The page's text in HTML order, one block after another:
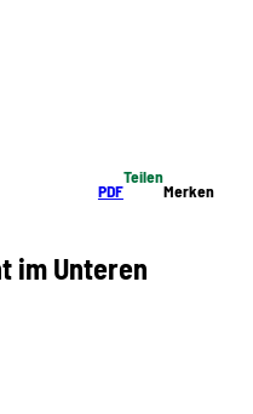
PDF
Teilen
Merken
im Unteren